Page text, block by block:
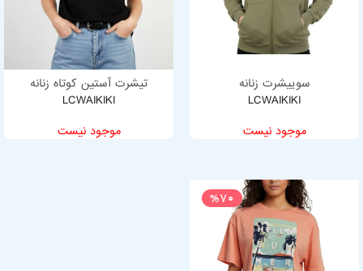
سوییشرت زنانه
LCWAIKIKI
موجود نیست
تیشرت آستین کوتاه زنانه
LCWAIKIKI
موجود نیست
%70